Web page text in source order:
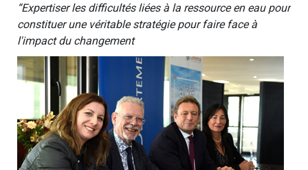
“Expertiser les difficultés liées à la ressource en eau pour
constituer une véritable stratégie pour faire face à
l'impact du changement